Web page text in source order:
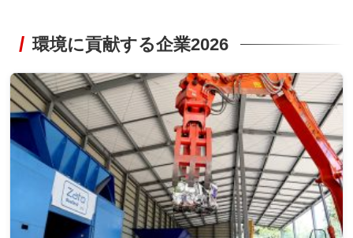
環境に貢献する企業2026